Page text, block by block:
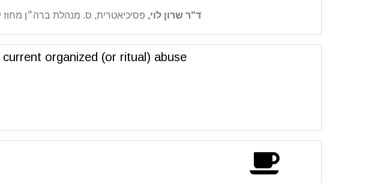
ד"ר שרון לוי, פסיכיאטרית, ס. מנהלת ברה״ן מחוז
organized (or ritual) abuse